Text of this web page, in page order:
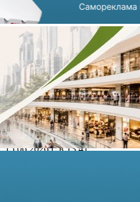
В Москве и
Петербурге
закрытия
для спорта
15.06.2026 г. в 13:41